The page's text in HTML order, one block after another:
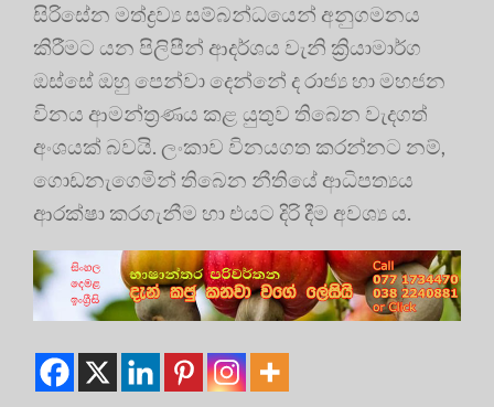
සිරිසේන මත්ද්‍රව්‍ය සම්බන්ධයෙන් අනුගමනය
කිරීමට යන පිලිපීන් ආදර්ශය වැනි ක්‍රියාමාර්ග
ඔස්සේ ඔහු පෙන්වා දෙන්නේ ද රාජ්‍ය හා මහජන
විනය ආමන්ත්‍රණය කළ යුතුව තිබෙන වැදගත්
අංශයක් බවයි. ලංකාව විනයගත කරන්නට නම්,
ගොඩනැගෙමින් තිබෙන නීතියේ ආධිපත්‍යය
ආරක්ෂා කරගැනීම හා එයට දිරි දීම අවශ්‍ය ය.